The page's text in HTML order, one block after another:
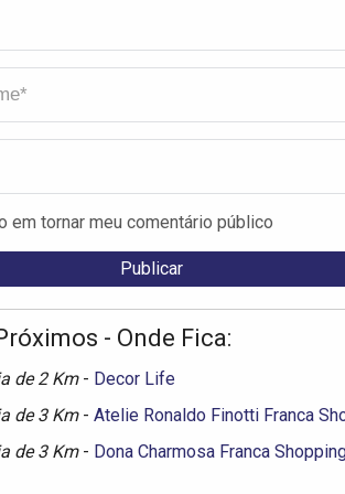
em tornar meu comentário público
- Onde Fica:
de 2 Km - Decor Life
de 3 Km - Atelie Ronaldo Finotti Franca
de 3 Km - Dona Charmosa Franca